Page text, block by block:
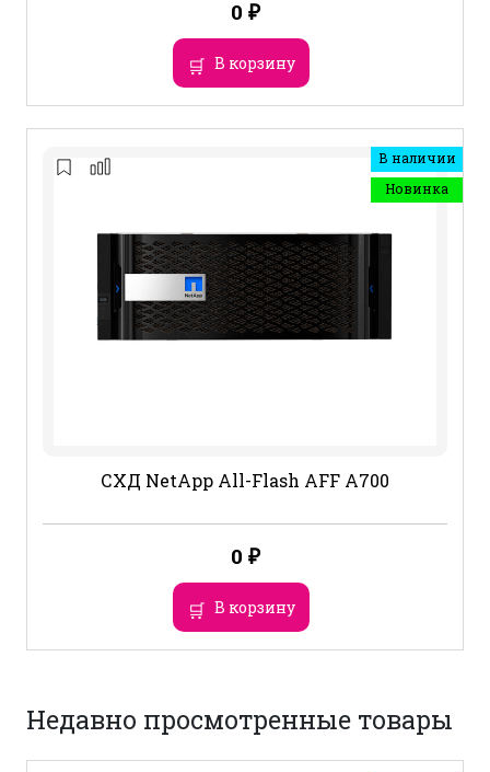
0 ₽
В корзину
В наличии
Новинка
СХД NetApp All-Flash AFF A700
0 ₽
В корзину
Недавно просмотренные товары